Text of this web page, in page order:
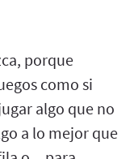
porque
como si
algo que no
a lo mejor que